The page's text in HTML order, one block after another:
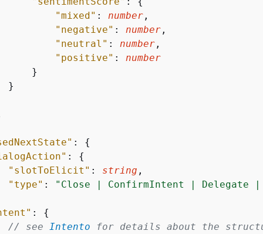
"mixed" : number ,
"negative" : number ,
"neutral" : number ,
"positive" : number
}
}
: {
: {
"slotToElicit" : string ,
"type" :
"Close | ConfirmIntent |
: {
// see Intento for details about the